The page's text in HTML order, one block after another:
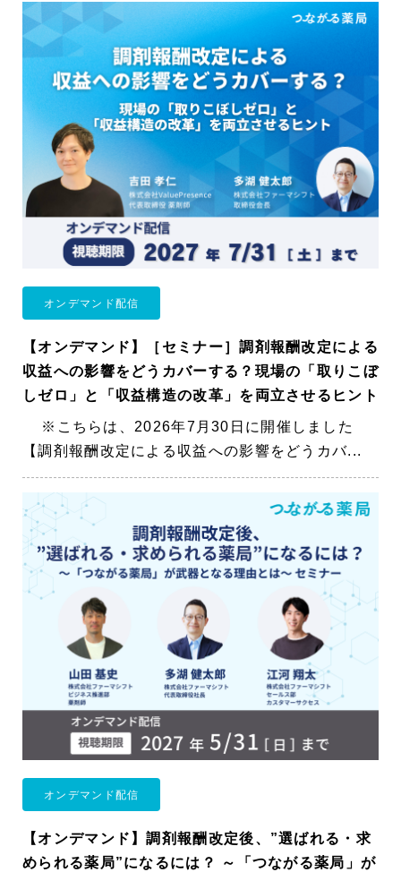
オンデマンド配信
【オンデマンド】［セミナー］調剤報酬改定による
収益への影響をどうカバーする？現場の「取りこぼ
しゼロ」と「収益構造の改革」を両立させるヒント
※こちらは、2026年7月30日に開催しました
【調剤報酬改定による収益への影響をどうカバ...
オンデマンド配信
【オンデマンド】調剤報酬改定後、”選ばれる・求
められる薬局”になるには？ ～「つながる薬局」が